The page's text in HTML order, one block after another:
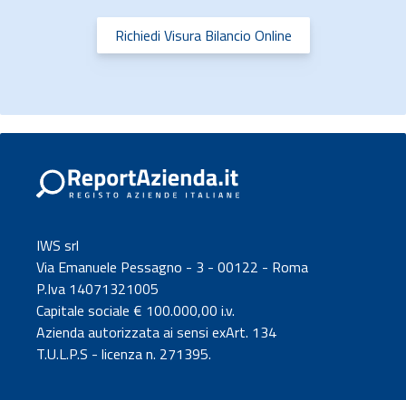
Richiedi Visura Bilancio Online
IWS srl
Via Emanuele Pessagno - 3 - 00122 - Roma
P.Iva 14071321005
Capitale sociale € 100.000,00 i.v.
Azienda autorizzata ai sensi exArt. 134
T.U.L.P.S - licenza n. 271395.